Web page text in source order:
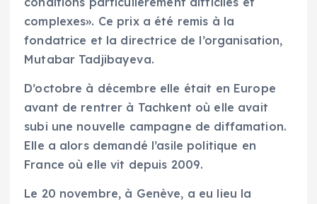
complexes». Ce prix a été remis à la
fondatrice et la directrice de l’organisation,
Mutabar Tadjibayeva.
D’octobre à décembre elle était en Europe
avant de rentrer à Tachkent où elle avait
subi une nouvelle campagne de diffamation.
Elle a alors demandé l’asile politique en
France où elle vit depuis 2009.
Le 20 novembre, à Genève, a eu lieu la